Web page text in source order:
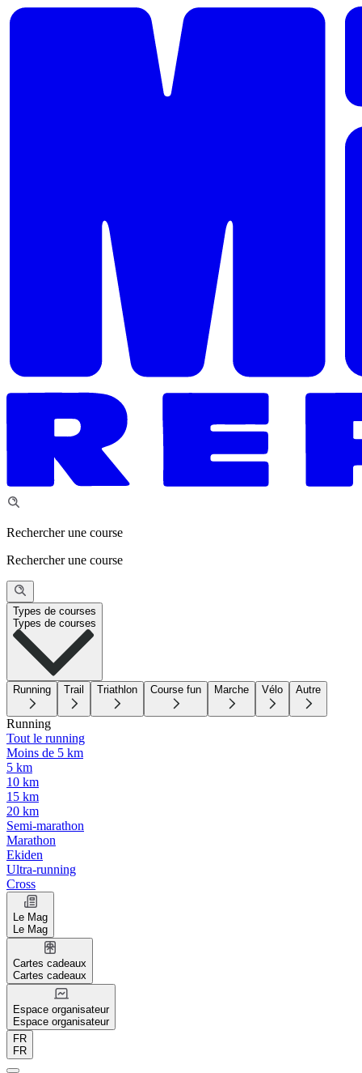
Rechercher une course
Rechercher une course
Types de courses
Types de courses
Running Trail Triathlon Course fun Marche Vélo Autre
Running
Tout le running
Moins de 5 km
5 km
10 km
15 km
20 km
Semi-marathon
Marathon
Ekiden
Ultra-running
Cross
Le Mag
Le Mag
Cartes cadeaux
Cartes cadeaux
Espace organisateur
Espace organisateur
FR
FR